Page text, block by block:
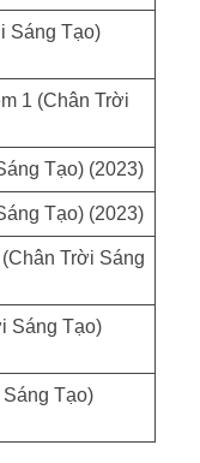
Sáng Tạo)
1 (Chân Trời
Tạo) (2023)
Tạo) (2023)
Trời Sáng
Sáng Tạo)
Tạo)